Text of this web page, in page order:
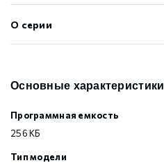
О серии
Основные характеристики
Программная емкость
256 КБ
Тип модели